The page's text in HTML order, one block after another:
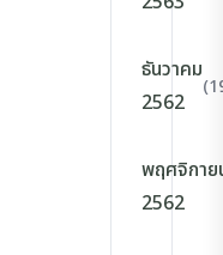
ธันวาคม
2562
พฤศจิกาย
2562